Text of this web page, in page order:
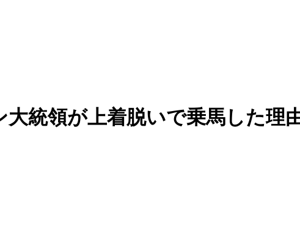
統領が上着脱いで乗馬した理